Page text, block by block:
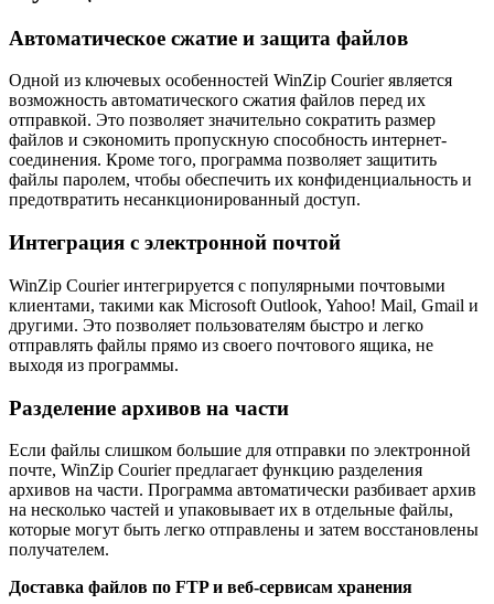
Автоматическое сжатие и защита файлов
Одной из ключевых особенностей WinZip Courier является
возможность автоматического сжатия файлов перед их
отправкой. Это позволяет значительно сократить размер
файлов и сэкономить пропускную способность интернет-
соединения. Кроме того, программа позволяет защитить
файлы паролем, чтобы обеспечить их конфиденциальность и
предотвратить несанкционированный доступ.
Интеграция с электронной почтой
WinZip Courier интегрируется с популярными почтовыми
клиентами, такими как Microsoft Outlook, Yahoo! Mail, Gmail и
другими. Это позволяет пользователям быстро и легко
отправлять файлы прямо из своего почтового ящика, не
выходя из программы.
Разделение архивов на части
Если файлы слишком большие для отправки по электронной
почте, WinZip Courier предлагает функцию разделения
архивов на части. Программа автоматически разбивает архив
на несколько частей и упаковывает их в отдельные файлы,
которые могут быть легко отправлены и затем восстановлены
получателем.
Доставка файлов по FTP и веб-сервисам хранения